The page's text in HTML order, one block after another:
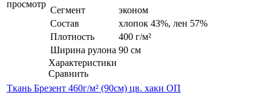
просмотр
Сегмент
эконом
Состав
хлопок 43%, лен 57%
Плотность
400 г/м²
Ширина рулона 90 см
Характеристики
Сравнить
Ткань Брезент 460г/м² (90см) цв. хаки ОП